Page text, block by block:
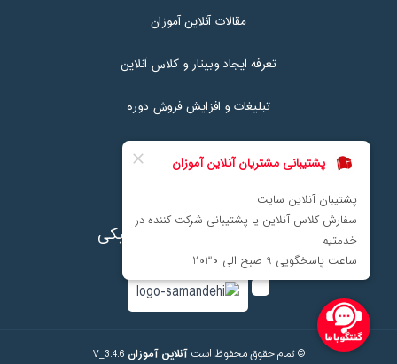
مقالات آنلاین آموزان
تعرفه ایجاد وبینار و کلاس آنلاین
تبلیغات و افزایش فروش دوره
نماد اعتماد پرداخت الکترونیکی
© تمام حقوق محفوظ استآنلاین آموزان